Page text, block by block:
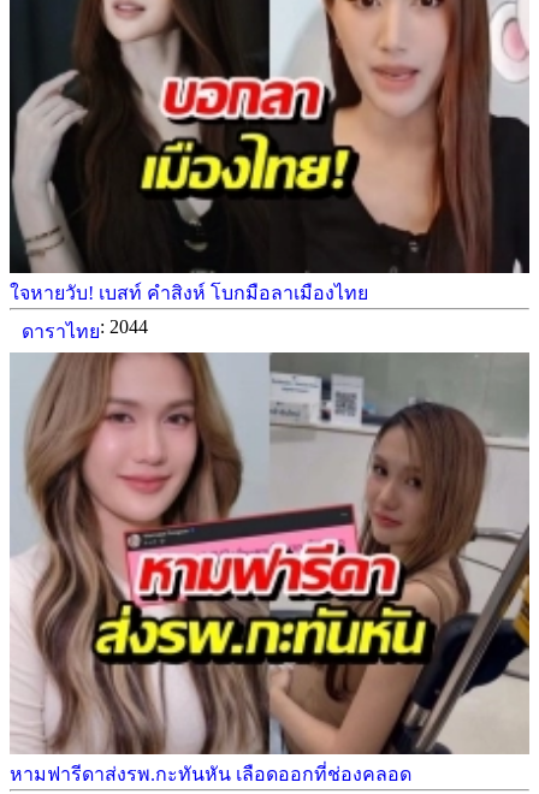
ใจหายวับ! เบสท์ คำสิงห์ โบกมือลาเมืองไทย
ดาราไทย: 2044
หามฟารีดาส่งรพ.กะทันหัน เลือดออกที่ช่องคลอด